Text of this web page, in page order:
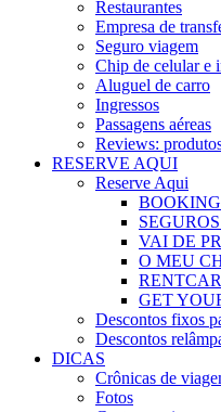
Restaurantes
Empresa de
Seguro viagem
Chip de celular e
Aluguel de carro
Ingressos
Passagens aéreas
Reviews:
RESERVE AQUI
Reserve Aqui
VAI DE
O MEU
GET
Descontos fixos
Descontos
DICAS
Crônicas de
Fotos